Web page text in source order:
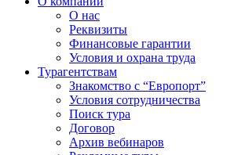
О нас
Реквизиты
Финансовые гарантии
Условия и охрана труда
Турагентствам
Знакомство с “Европорт”
Условия сотрудничества
Поиск тура
Договор
Архив вебинаров